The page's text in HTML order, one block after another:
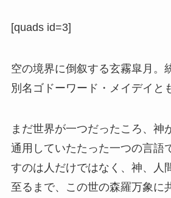
[quads id=3]
空の境界に倒叙する玄霧皐月。
別名ゴドーワード・メイデイと
まだ世界が一つだったころ、神
通用していたたった一つの言語
すのは人だけではなく、神、人
至るまで、この世の森羅万象に